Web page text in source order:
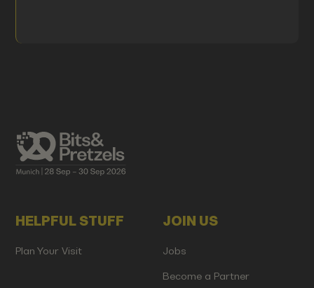
HELPFUL STUFF
Plan Your Visit
JOIN US
Jobs
Become a Partner